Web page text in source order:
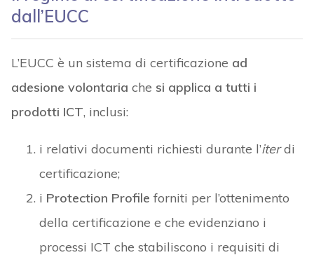
dall’EUCC
L’EUCC è un sistema di certificazione ad
adesione volontaria che si applica a tutti i
prodotti ICT, inclusi:
i relativi documenti richiesti durante l’iterdi
certificazione;
i Protection Profile forniti per l’ottenimento
della certificazione e che evidenziano i
processi ICT che stabiliscono i requisiti di